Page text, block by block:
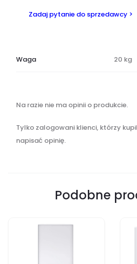
Zadaj pytanie do sprzedawcy >
Waga 20 kg
O
i
n
i
Na razie nie ma opinii o produkcie.
Tylko zalogowani klienci, którzy
napisać opinię.
Podobne